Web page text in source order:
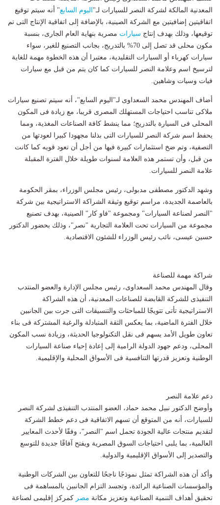
المعدنية المالكة لشركة النصر للسيارات لـ"اليوم السابع" أنه سيتم توقيع
اتفاقيتين إضافيتين مع الشركة الصينية، بالإضافة إلى اتفاقية الإنتاج التى تم
توقيعها، وذلك بهدف إنتاج سيارات مصرية بنهاية العام الجارى، بنسبة
مكون محلى قد تصل إلى 70% بالتدريج، بجانب التصنيع للغير، سواء
سيارات كهرباء أو السيارات التقليدية، معتبرا أن هذه الخطوة مهمة للغاية
لترسيخ اسم وعلامة النصر للسيارات كما كان يتم من قبل مع سيارات
فيات وسيات وشاهين.
أضاف المهندس محمد السعداوى لـ"اليوم السابع"، أنه سيتم تصنيع سيارات
ملاكى تناسب احتياجات المستهلك المصرى قريبا، مع زيادة فى المكون
المحلى فى السيارة بالتدريج؛ مما ينشط كافة الصناعات المغذية، ومما
يحفظ اسم شركة النصر للسيارات التى بذلنا مجهودا كبيرا لعودتها من
التصفية، وتم ضخ استثمارات كبيرة فيها من أجل أن تعود قويه كما كانت
من قبل، وأن تستمر هذه العلامة لسنوات طويلة خلال الفترة المقبلة
علامة النصر للسيارات.
وشهد الدكتور مصطفى مدبولى، رئيس مجلس الوزراء، بمقر الحكومة
بالعاصمة الجديدة، مراسم توقيع وثيقة الشراكة الاستراتيجية بين شركة
"النصر لصناعة السيارات" ومجموعة "فاو كار" الصينية، بهدف تصنيع
مجموعة من السيارات تحت العلامة التجارية "نصر"، وذلك بحضور الدكتور
حسين عيسى، نائب رئيس الوزراء للشئون الاقتصادية.
شراكة مهمة للصناعة
وقال المهندس محمد السعداوى، رئيس مجلس الإدارة والعضو المنتدب
التنفيذى للشركة القابضة للصناعات المعدنية، أن هذه الشراكة
الاستراتيجية تأتى تتويجًا للمباحثات والتنسيقات التى جرت بين الجانبين
خلال الفترة الماضية، بما يعكس الثقة المتبادلة والرغبة المشتركة فى بناء
تعاون طويل الأمد يسهم فى نقل التكنولوجيا الحديثة، وزيادة نسب المكون
المحلى، ودعم جهود الدولة الرامية إلى إعادة إحياء صناعة السيارات
الوطنية وتعزيز قدرتها التنافسية فى الأسواق المحلية والإقليمية.
دعم علامة النصر
وأوضح الدكتور نبيل محمد حماد، العضو المنتدب التنفيذى لشركة النصر
للسيارات، أنه من المتوقع أن تسهم الاتفاقية فى دعم خطط الشركة
لتقديم منتجات عالية الجودة تحمل اسم "النصر"، وفقًا لأحدث المعايير
العالمية، بما يلبى احتياجات السوق المصرية ويفتح آفاقًا جديدة للتوسع
والتصدير إلى الأسواق الإقليمية والدولية.
وأكد أن هذه الشراكة تمثل نموذجًا ناجحًا للتعاون بين الشركات الوطنية
والمؤسسات الصناعية الرائدة، وتجسد التزام الجانبين بالمساهمة فى
تحقيق أهداف التنمية الصناعية وتعزيز مكانة مصر كمركز إقليمى لصناعة